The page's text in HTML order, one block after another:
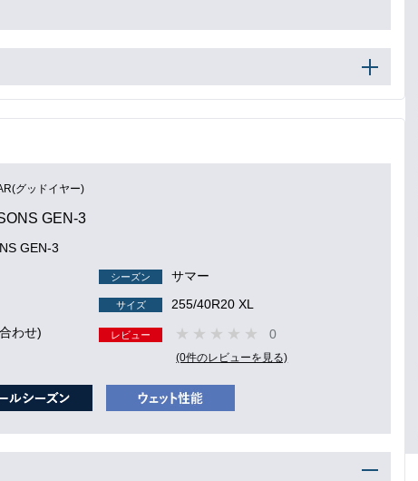
グッドイヤー)
GEN-3
GEN-3
シーズン サマー
サイズ 255/40R20 XL
わせ) レビュー 0
(0件のレビューを見る)